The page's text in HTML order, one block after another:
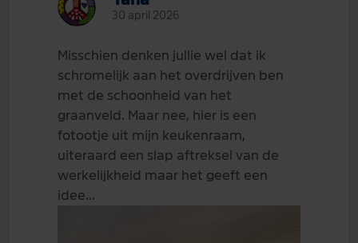
30 april 2026
Misschien denken jullie wel dat ik
schromelijk aan het overdrijven ben
met de schoonheid van het
graanveld. Maar nee, hier is een
fotootje uit mijn keukenraam,
uiteraard een slap aftreksel van de
werkelijkheid maar het geeft een
idee...